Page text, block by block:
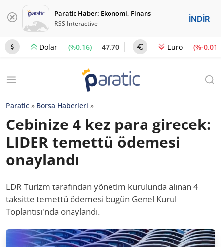
Paratic Haber: Ekonomi, Finans
RSS Interactive İNDİR
Dolar (%0.16) 47.70 Euro (%-0.01)
Paratic » Borsa Haberleri »
Cebinize 4 kez para girecek:
LIDER temettü ödemesi
onaylandı
LDR Turizm tarafından yönetim kurulunda alınan 4
taksitte temettü ödemesi bugün Genel Kurul
Toplantısı'nda onaylandı.